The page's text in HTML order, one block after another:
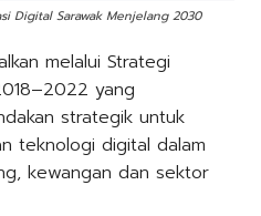
Digital Sarawak Menjelang 2030
melalui Strategi
yang
strategik untuk
teknologi digital dalam
kewangan dan sektor